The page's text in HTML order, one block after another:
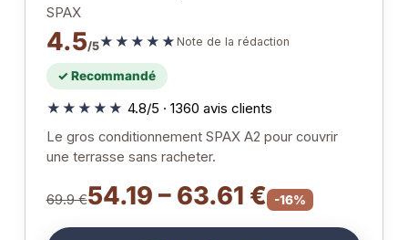
SPAX
4.5/5★★★★★ Note de la rédaction
✓ Recommandé
★★★★★ 4.8/5 · 1360 avis clients
Le gros conditionnement SPAX A2 pour couvrir
une terrasse sans racheter.
69.9 €54.19 – 63.61 € -16%